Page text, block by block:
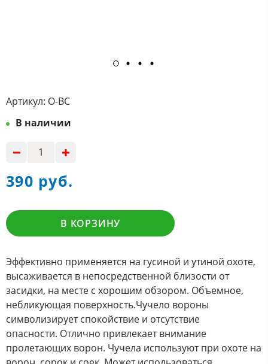
Артикул: О-ВС
В наличии
390 руб.
В КОРЗИНУ
Эффективно применяется на гусиной и утиной охоте,
высаживается в непосредственной близости от
засидки, на месте с хорошим обзором. Объемное,
небликующая поверхность.Чучело вороны
символизирует спокойствие и отсутствие
опасности. Отлично привлекает внимание
пролетающих ворон. Чучела используют при охоте на